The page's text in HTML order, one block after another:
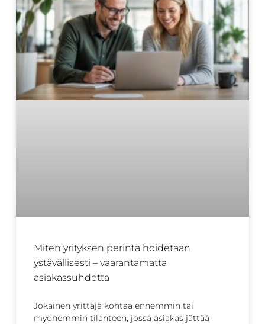
Miten yrityksen perintä hoidetaan
ystävällisesti – vaarantamatta
asiakassuhdetta
Jokainen yrittäjä kohtaa ennemmin tai
myöhemmin tilanteen, jossa asiakas jättää